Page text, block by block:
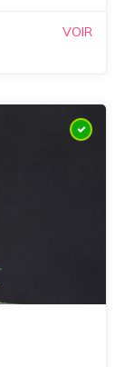
VOIR